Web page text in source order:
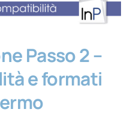
Passo 2 –
e formati